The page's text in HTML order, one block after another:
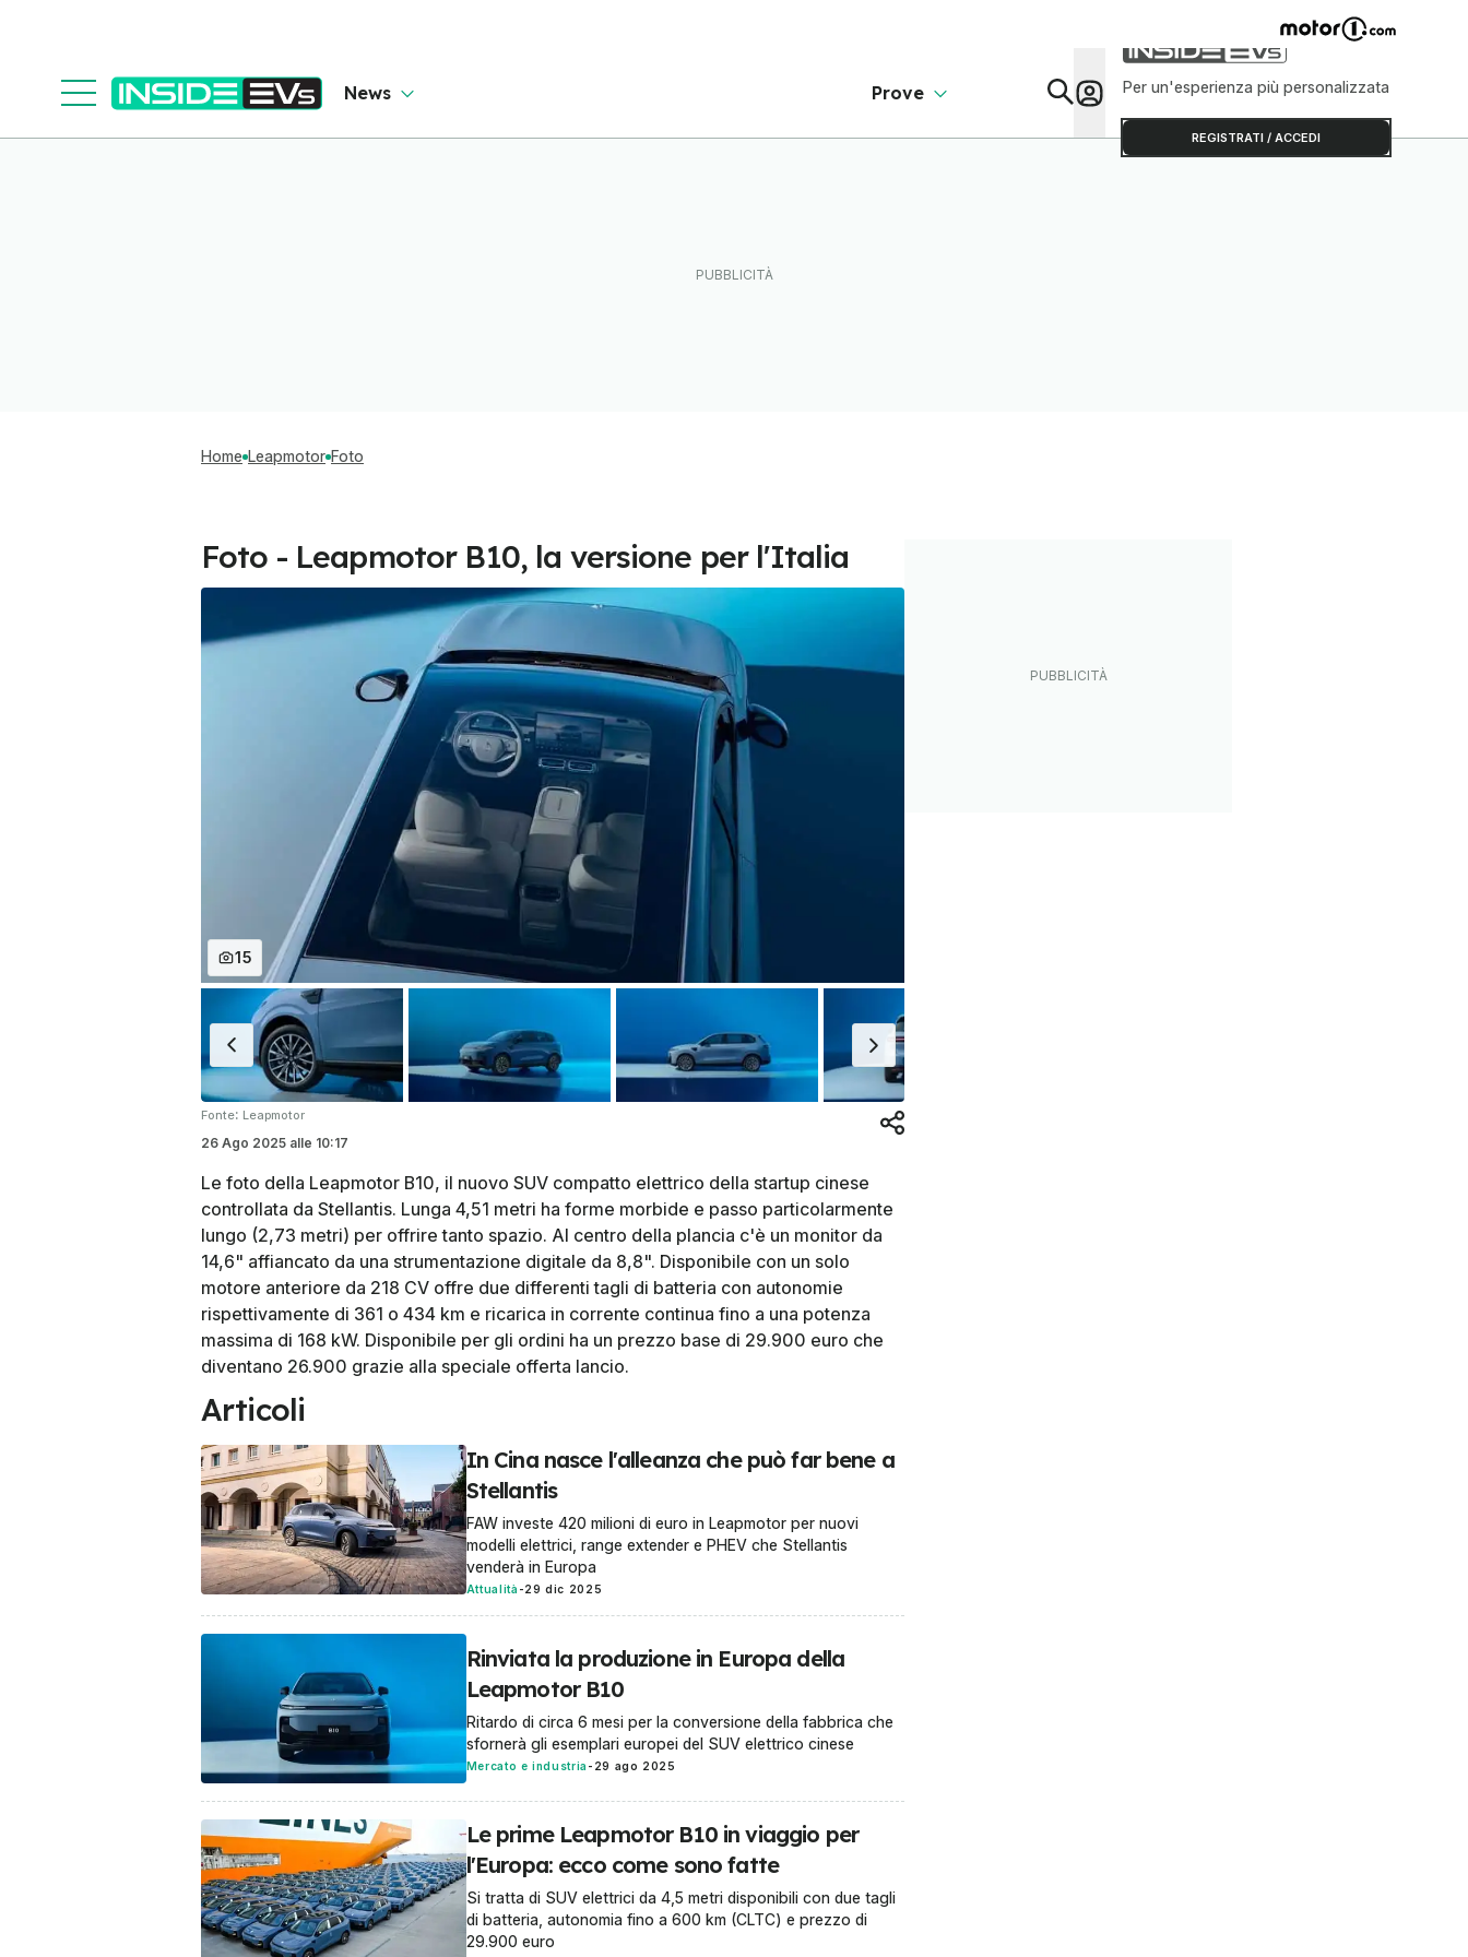
News Prove Per un'esperienza più personalizzata
REGISTRATI / ACCEDI
Home Leapmotor Foto
Foto - Leapmotor B10, la versione per l'Italia
15
Fonte: Leapmotor
26 Ago 2025 alle 10:17
Le foto della Leapmotor B10, il nuovo SUV compatto elettrico della startup cinese
controllata da Stellantis. Lunga 4,51 metri ha forme morbide e passo particolarmente
lungo (2,73 metri) per offrire tanto spazio. Al centro della plancia c'è un monitor da
14,6" affiancato da una strumentazione digitale da 8,8". Disponibile con un solo
motore anteriore da 218 CV offre due differenti tagli di batteria con autonomie
rispettivamente di 361 o 434 km e ricarica in corrente continua fino a una potenza
massima di 168 kW. Disponibile per gli ordini ha un prezzo base di 29.900 euro che
diventano 26.900 grazie alla speciale offerta lancio.
Articoli
In Cina nasce l'alleanza che può far bene a
Stellantis
FAW investe 420 milioni di euro in Leapmotor per nuovi
modelli elettrici, range extender e PHEV che Stellantis
venderà in Europa
Attualità -29 dic 2025
Rinviata la produzione in Europa della
Leapmotor B10
Ritardo di circa 6 mesi per la conversione della fabbrica che
sfornerà gli esemplari europei del SUV elettrico cinese
Mercato e industria - 29 ago 2025
Le prime Leapmotor B10 in viaggio per
l'Europa: ecco come sono fatte
Si tratta di SUV elettrici da 4,5 metri disponibili con due tagli
di batteria, autonomia fino a 600 km (CLTC) e prezzo di
29.900 euro